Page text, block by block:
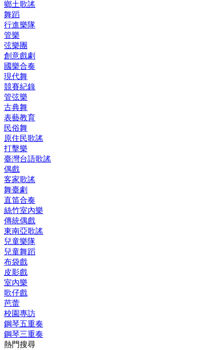
鄉土歌謠
舞蹈
行進樂隊
管樂
弦樂團
創意戲劇
國樂合奏
現代舞
競賽紀錄
管弦樂
古典舞
表藝教育
民俗舞
原住民歌謠
打擊樂
臺灣台語歌謠
偶戲
客家歌謠
舞臺劇
直笛合奏
絲竹室內樂
傳統偶戲
東南亞歌謠
兒童樂隊
兒童舞蹈
布袋戲
皮影戲
室內樂
歌仔戲
芭蕾
校園專訪
鋼琴五重奏
鋼琴三重奏
熱門搜尋